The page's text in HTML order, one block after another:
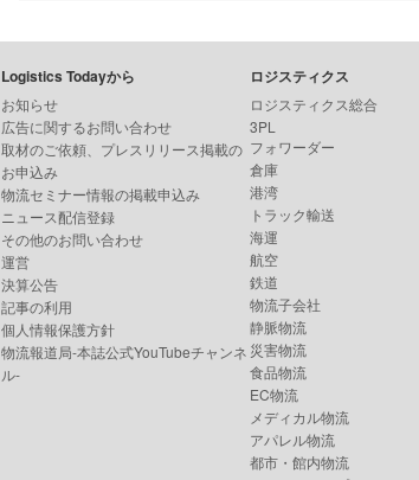
Logistics Todayから
お知らせ
広告に関するお問い合わせ
取材のご依頼、プレスリリース掲載の
お申込み
物流セミナー情報の掲載申込み
ニュース配信登録
その他のお問い合わせ
運営
決算公告
記事の利用
個人情報保護方針
物流報道局-本誌公式YouTubeチャンネ
ル-
ロジスティクス
ロジスティクス総合
3PL
フォワーダー
倉庫
港湾
トラック輸送
海運
航空
鉄道
物流子会社
静脈物流
災害物流
食品物流
EC物流
メディカル物流
アパレル物流
都市・館内物流